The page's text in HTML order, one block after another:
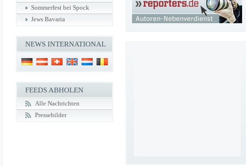
Sommerfest bei Spock
Jews Bavaria
NEWS INTERNATIONAL
FEEDS ABHOLEN
Alle Nachrichten
Pressebilder